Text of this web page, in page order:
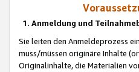
1. Anmeldung und
Sie leiten den Anmeldeprozess
muss/müssen originäre Inhalte
Originalinhalte, die Materialien